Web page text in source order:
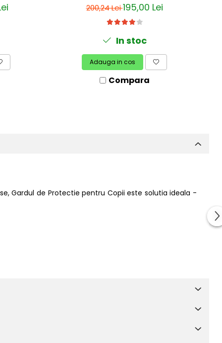
200,24 Lei195,00 Lei
In stoc
Adauga in cos
Compara
Gardul de Protectie pentru Copii este solutia ideala -